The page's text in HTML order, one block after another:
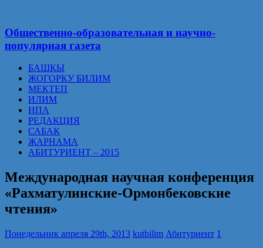
Общественно-образовательная и научно-
популярная газета
БАШКЫ
ЖОГОРКУ БИЛИМ
МЕКТЕП
ИЛИМ
НПА
РЕДАКЦИЯ
САБАК
ЖАРНАМА
АБИТУРИЕНТ – 2015
Международная научная конференция
«Рахматулинские-Ормонбековские
чтения»
Понедельник апреля 29th, 2013 kutbilim Абитуриент 1